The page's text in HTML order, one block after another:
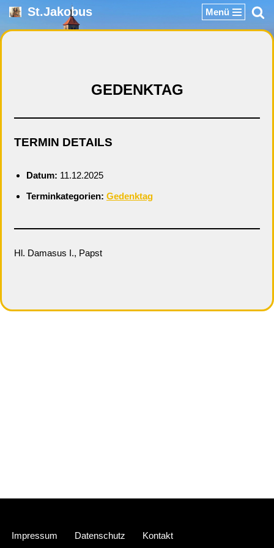
Zum
St.Jakobus Menü
GEDENKTAG
TERMIN DETAILS
Datum: 11.12.2025
Terminkategorien: Gedenktag
Hl. Damasus I., Papst
Impressum Datenschutz Kontakt